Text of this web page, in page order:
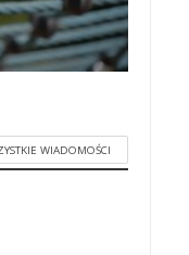
WIADOMOŚCI